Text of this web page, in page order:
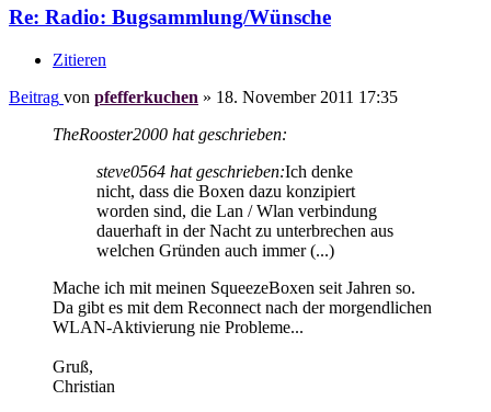
Re: Radio: Bugsammlung/Wünsche
Zitieren
Beitrag von pfefferkuchen » 18. November 2011 17:35
TheRooster2000 hat geschrieben:
steve0564 hat geschrieben:Ich denke
nicht, dass die Boxen dazu konzipiert
worden sind, die Lan / Wlan verbindung
dauerhaft in der Nacht zu unterbrechen aus
welchen Gründen auch immer (...)
Mache ich mit meinen SqueezeBoxen seit Jahren so.
Da gibt es mit dem Reconnect nach der morgendlichen
WLAN-Aktivierung nie Probleme...
Gruß,
Christian